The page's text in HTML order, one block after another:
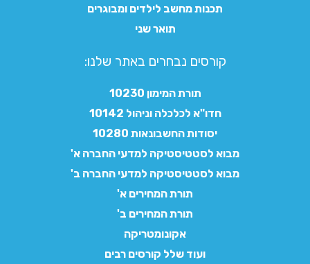
תכנות מחשב לילדים ומבוגרים
תואר שני
קורסים נבחרים באתר שלנו:​
תורת המימון 10230
חדו"א לכלכלה וניהול 10142
יסודות החשבונאות 10280
מבוא לסטטיסטיקה למדעי החברה א'
מבוא לסטטיסטיקה למדעי החברה ב'
תורת המחירים א'
תורת המחירים ב'
אקונומטריקה
ועוד שלל קורסים רבים